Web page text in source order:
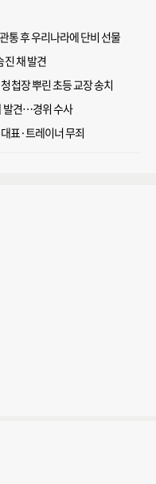
통 후 우리나라에 단비 선물
채 발견
첩장 뿌린 초등 교장 송치
발견…경위 수사
표·트레이너 무죄